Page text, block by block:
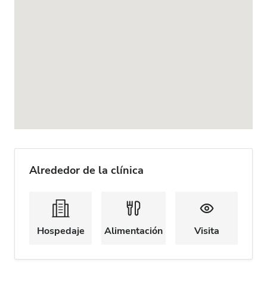
Alrededor de la clínica
Hospedaje Alimentación Visita